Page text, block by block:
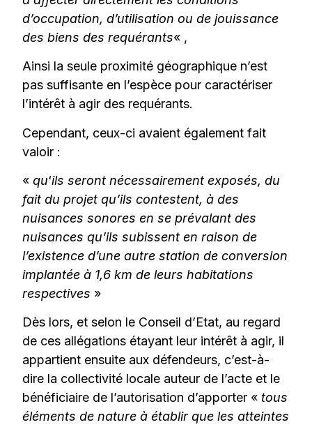
d’occupation, d’utilisation ou de jouissance
des biens des requérants« ,
Ainsi la seule proximité géographique n’est
pas suffisante en l’espèce pour caractériser
l’intérêt à agir des requérants.
Cependant, ceux-ci avaient également fait
valoir :
«qu‘ils seront nécessairement exposés, du
fait du projet qu’ils contestent, à des
nuisances sonores en se prévalant des
nuisances qu’ils subissent en raison de
l’existence d’une autre station de conversion
implantée à 1,6 km de leurs habitations
respectives »
Dès lors, et selon le Conseil d’Etat, au regard
de ces allégations étayant leur intérêt à agir, il
appartient ensuite aux défendeurs, c’est-à-
dire la collectivité locale auteur de l’acte et le
bénéficiaire de l’autorisation d’apporter « tous
éléments de nature à établir que les atteintes